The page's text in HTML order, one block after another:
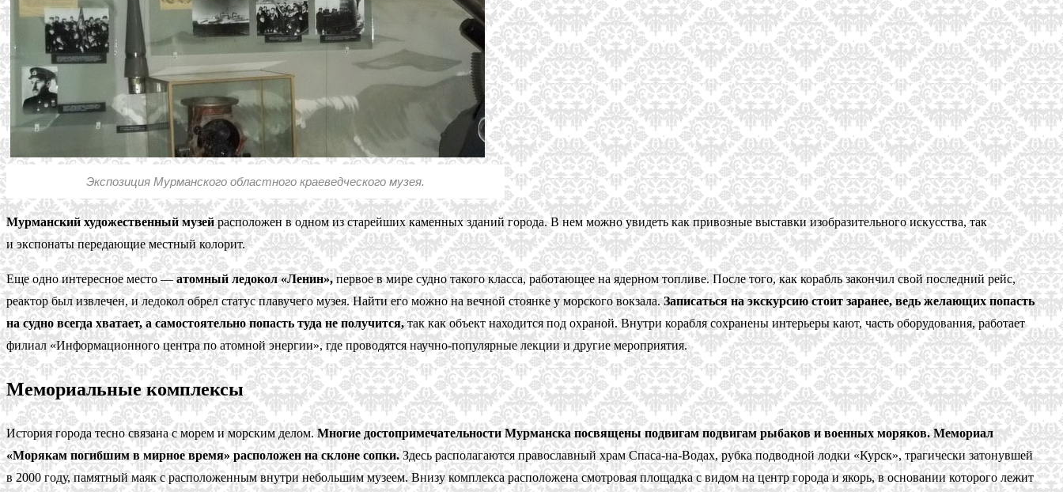
Экспозиция Мурманского областного краеведческого музея.
Мурманский художественный музейрасположен в одном из старейших каменных зданий города. В нем можно увидеть как привозные выставки изобразительного искусства, так
и экспонаты передающие местный колорит.
Еще одно интересное место —атомный ледокол «Ленин»,первое в мире судно такого класса, работающее на ядерном топливе. После того, как корабль закончил свой последний рейс,
реактор был извлечен, и ледокол обрел статус плавучего музея. Найти его можно на вечной стоянке у морского вокзала.Записаться на экскурсию стоит заранее, ведь желающих попасть
на судно всегда хватает, а самостоятельно попасть туда не получится,так как объект находится под охраной. Внутри корабля сохранены интерьеры кают, часть оборудования, работает
филиал «Информационного центра по атомной энергии», где проводятся научно-популярные лекции и другие мероприятия.
Мемориальные комплексы
История города тесно связана с морем и морским делом.Многие достопримечательности Мурманска посвящены подвигам подвигам рыбаков и военных моряков. Мемориал
«Морякам погибшим в мирное время» расположен на склоне сопки.Здесь располагаются православный храм Спаса-на-Водах, рубка подводной лодки «Курск», трагически затонувшей
в 2000 году, памятный маяк с расположенным внутри небольшим музеем. Внизу комплекса расположена смотровая площадка с видом на центр города и якорь, в основании которого лежит